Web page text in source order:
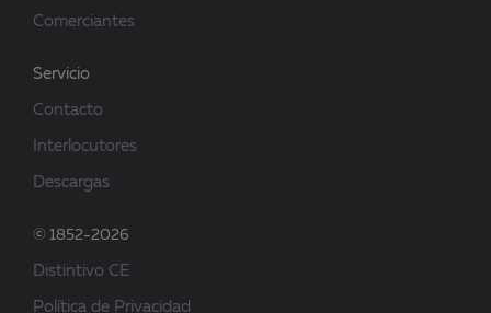
Comerciantes
Servicio
Contacto
Interlocutores
Descargas
© 1852-2026
Distintivo CE
Política de Privacidad